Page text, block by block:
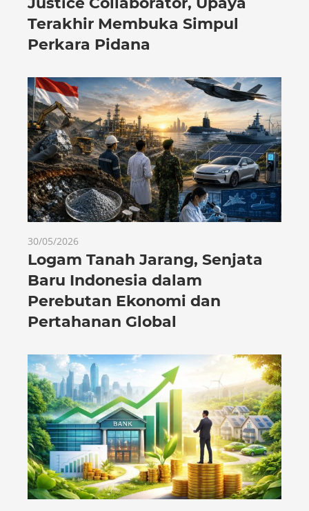
Terakhir Membuka Simpul
Perkara Pidana
30/05/2026
Logam Tanah Jarang, Senjata
Baru Indonesia dalam
Perebutan Ekonomi dan
Pertahanan Global